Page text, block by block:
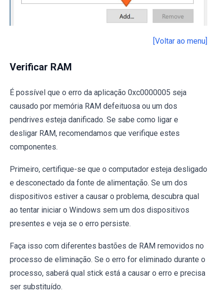
[Voltar ao menu]
Verificar RAM
É possível que o erro da aplicação 0xc0000005 seja
causado por memória RAM defeituosa ou um dos
pendrives esteja danificado. Se sabe como ligar e
desligar RAM, recomendamos que verifique estes
componentes.
Primeiro, certifique-se que o computador esteja desligado
e desconectado da fonte de alimentação. Se um dos
dispositivos estiver a causar o problema, descubra qual
ao tentar iniciar o Windows sem um dos dispositivos
presentes e veja se o erro persiste.
Faça isso com diferentes bastões de RAM removidos no
processo de eliminação. Se o erro for eliminado durante o
processo, saberá qual stick está a causar o erro e precisa
ser substituído.